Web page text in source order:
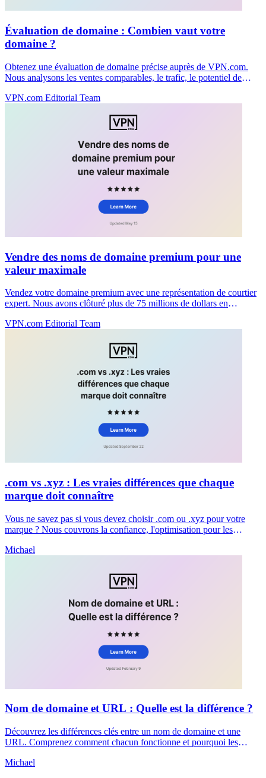
Évaluation de domaine : Combien vaut votre
domaine ?
Obtenez une évaluation de domaine précise auprès de VPN.com.
Nous analysons les ventes comparables, le trafic, le potentiel de
votre domaine.
VPN.com Editorial Team
Vendre des noms de domaine premium pour une
valeur maximale
Vendez votre domaine premium avec une représentation de courtier
expert. Nous avons clôturé plus de 75 millions de dollars en
VPN.com Editorial Team
.com vs .xyz : Les vraies différences que chaque
marque doit connaître
Vous ne savez pas si vous devez choisir .com ou .xyz pour votre
marque ? Nous couvrons la confiance, l'optimisation pour les
vous aider à prendre une décision claire dès maintenant.
Michael
Nom de domaine et URL : Quelle est la différence ?
Découvrez les différences clés entre un nom de domaine et une
URL. Comprenez comment chacun fonctionne et pourquoi les
sécurité de votre site.
Michael